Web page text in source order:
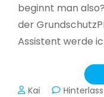
beginnt man
der
Assistent werde
Kai